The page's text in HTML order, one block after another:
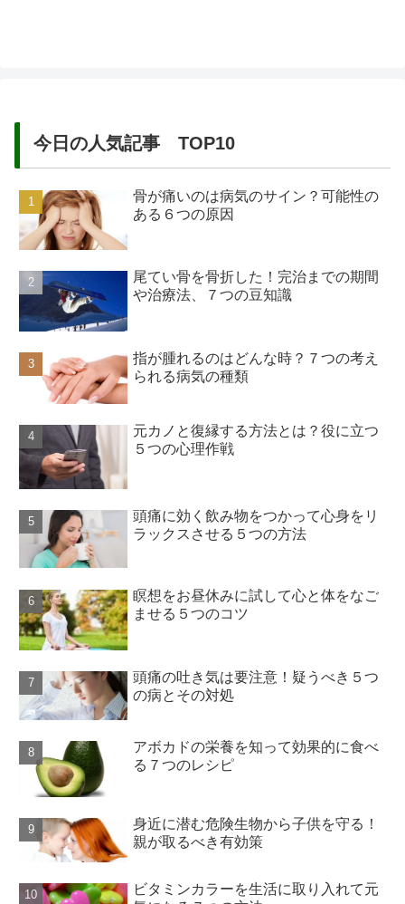
今日の人気記事 TOP10
骨が痛いのは病気のサイン？可能性の
ある６つの原因
尾てい骨を骨折した！完治までの期間
や治療法、７つの豆知識
指が腫れるのはどんな時？７つの考え
られる病気の種類
元カノと復縁する方法とは？役に立つ
５つの心理作戦
頭痛に効く飲み物をつかって心身をリ
ラックスさせる５つの方法
瞑想をお昼休みに試して心と体をなご
ませる５つのコツ
頭痛の吐き気は要注意！疑うべき５つ
の病とその対処
アボカドの栄養を知って効果的に食べ
る７つのレシピ
身近に潜む危険生物から子供を守る！
親が取るべき有効策
ビタミンカラーを生活に取り入れて元